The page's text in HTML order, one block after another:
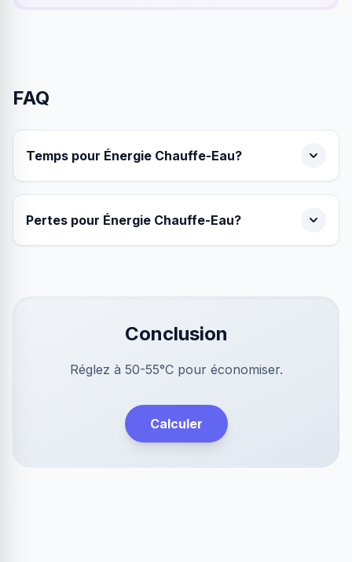
FAQ
Temps pour Énergie Chauffe-Eau?
Pertes pour Énergie Chauffe-Eau?
Conclusion
Réglez à 50-55°C pour économiser.
Calculer